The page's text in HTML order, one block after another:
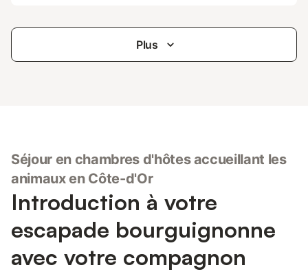
Plus
Séjour en chambres d'hôtes accueillant les
animaux en Côte-d'Or
Introduction à votre
escapade bourguignonne
avec votre compagnon